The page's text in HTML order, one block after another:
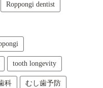
Roppongi dentist
tooth longevity
科 むし歯予防